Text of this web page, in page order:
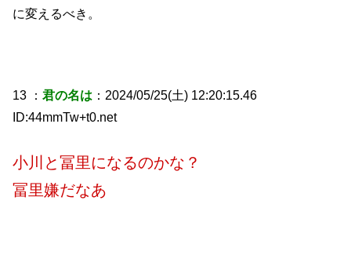
に変えるべき。
13 ：君の名は ：2024/05/25(土) 12:20:15.46
ID:44mmTw+t0.net
小川と冨里になるのかな？
冨里嫌だなあ